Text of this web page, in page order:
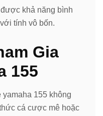
khả năng bình
tính vô bốn.
Gia
155
yamaha 155 không
cá cược mê hoặc